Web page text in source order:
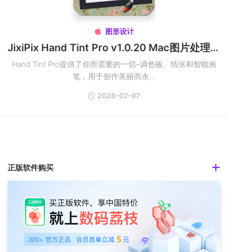
 图形设计
JixiPix Hand Tint Pro v1.0.20 Mac图片处理软件
Hand Tint Pro提供了你所需要的一切–调色板、纸张和智能画
笔，用于创作美丽而永...
2026-07-07
正版软件购买